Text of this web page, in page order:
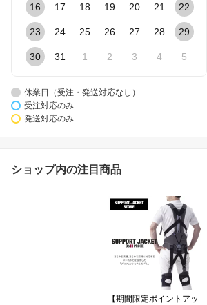
16 17 18 19 20 21 22
23 24 25 26 27 28 29
30 31 1 2 3 4 5
休業日（受注・発送対応なし）
受注対応のみ
発送対応のみ
ショップ内の注目商品
【期間限定ポイントアッ